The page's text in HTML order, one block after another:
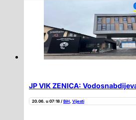
JP VIK ZENICA:
20.06. u 07:18 / BiH, Vijesti